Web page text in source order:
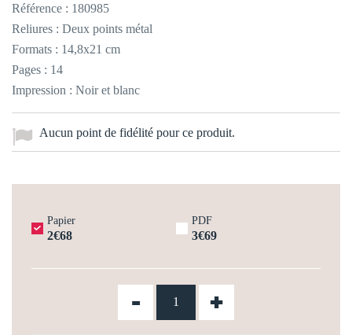
Référence : 180985
Reliures : Deux points métal
Formats : 14,8x21 cm
Pages : 14
Impression : Noir et blanc
Aucun point de fidélité pour ce produit.
Papier
2€68
PDF
3€69
- +